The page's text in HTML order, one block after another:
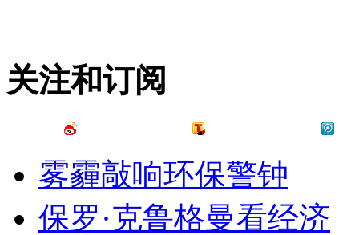
关注和订阅
雾霾敲响环保警钟
保罗·克鲁格曼看经济